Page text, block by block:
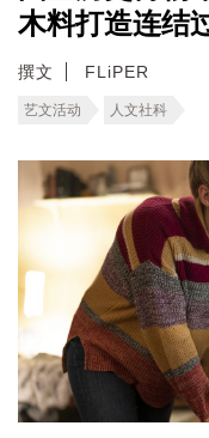
木料打造连结
撰文 FLiPER
艺文活动 人文社科